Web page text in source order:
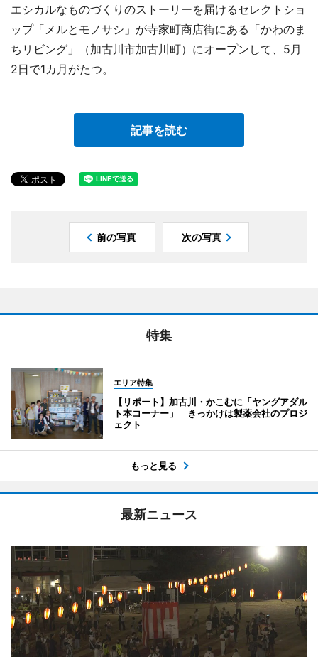
エシカルなものづくりのストーリーを届けるセレクトショ
ップ「メルとモノサシ」が寺家町商店街にある「かわのま
ちリビング」（加古川市加古川町）にオープンして、5月
2日で1カ月がたつ。
記事を読む
前の写真 次の写真
特集
エリア特集
【リポート】加古川・かこむに「ヤングアダル
ト本コーナー」 きっかけは製薬会社のプロジ
ェクト
もっと見る
最新ニュース